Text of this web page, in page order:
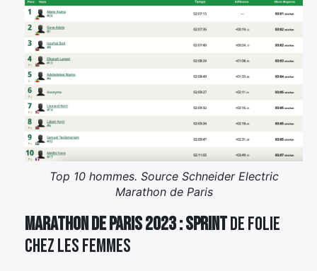
Top 10 hommes. Source Schneider Electric
Marathon de Paris
Marathon de Paris 2023 : sprintde folie
chez les femmes